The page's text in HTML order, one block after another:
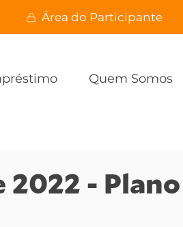
Área do Participante
Quem Somos
2022 -